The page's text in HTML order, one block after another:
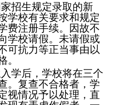
招生规定录取的新
学校有关要求和规定
费注册手续。因故不
学校请假。未请假或
可抗力等正当事由以
。
学后，学校将在三个
。复查不合格者，学
视情况予以处理，直